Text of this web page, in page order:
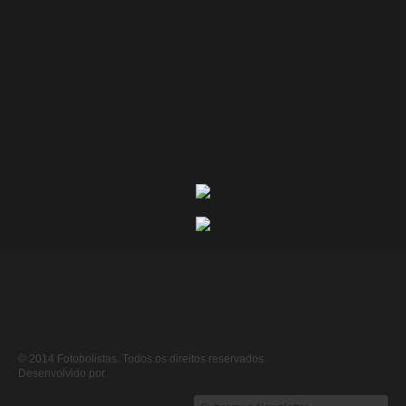
© 2014 Fotobolistas. Todos os direitos reservados.
Desenvolvido por